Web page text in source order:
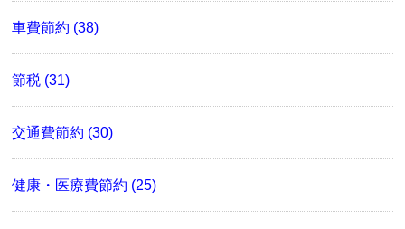
車費節約 (38)
節税 (31)
交通費節約 (30)
健康・医療費節約 (25)